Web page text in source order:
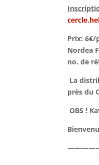
Prix: 6€/
Nordea
no. de
La
près du
OBS !